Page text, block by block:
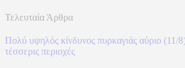
Τελευταία Άρθρα
Πολύ υψηλός κίνδυνος πυρκαγιάς αύριο (11/
τέσσερις περιοχές